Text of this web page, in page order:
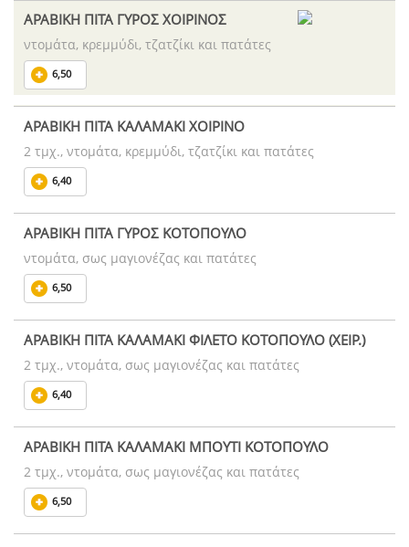
ΑΡΑΒΙΚΗ ΠΙΤΑ ΓΥΡΟΣ ΧΟΙΡΙΝΟΣ
ντομάτα, κρεμμύδι, τζατζίκι και πατάτες
6,50
ΑΡΑΒΙΚΗ ΠΙΤΑ ΚΑΛΑΜΑΚΙ ΧΟΙΡΙΝΟ
2 τμχ., ντομάτα, κρεμμύδι, τζατζίκι και πατάτες
6,40
ΑΡΑΒΙΚΗ ΠΙΤΑ ΓΥΡΟΣ ΚΟΤΟΠΟΥΛΟ
ντομάτα, σως μαγιονέζας και πατάτες
6,50
ΑΡΑΒΙΚΗ ΠΙΤΑ ΚΑΛΑΜΑΚΙ ΦΙΛΕΤΟ ΚΟΤΟΠΟΥΛΟ (ΧΕΙΡ.)
2 τμχ., ντομάτα, σως μαγιονέζας και πατάτες
6,40
ΑΡΑΒΙΚΗ ΠΙΤΑ ΚΑΛΑΜΑΚΙ ΜΠΟΥΤΙ ΚΟΤΟΠΟΥΛΟ
2 τμχ., ντομάτα, σως μαγιονέζας και πατάτες
6,50